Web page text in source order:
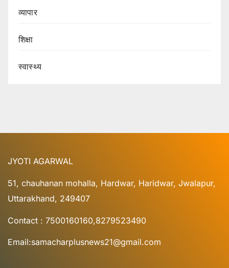
व्यापार
शिक्षा
स्वास्थ्य
JYOTI AGARWAL
51, chauhanan mohalla, Hardwar, Haridwar, Jwalapur,
Uttarakhand, 249407
Contact : 7500160160,8279523490
Email:samacharplusnews21@gmail.com